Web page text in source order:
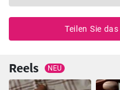
Teilen Sie
Reels NEU